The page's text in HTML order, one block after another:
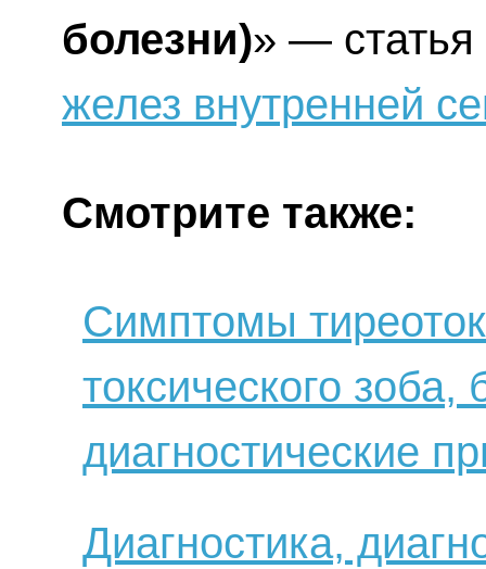
болезни)» —
желез внутренней
Смотрите также:
Симптомы
токсического
диагностические
Диагностика,